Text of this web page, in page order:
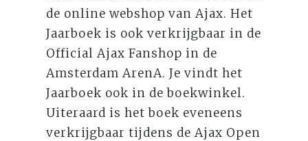
de online webshop van Ajax. Het
Jaarboek is ook verkrijgbaar in de
Official Ajax Fanshop in de
Amsterdam ArenA. Je vindt het
Jaarboek ook in de boekwinkel.
Uiteraard is het boek eveneens
verkrijgbaar tijdens de Ajax Open